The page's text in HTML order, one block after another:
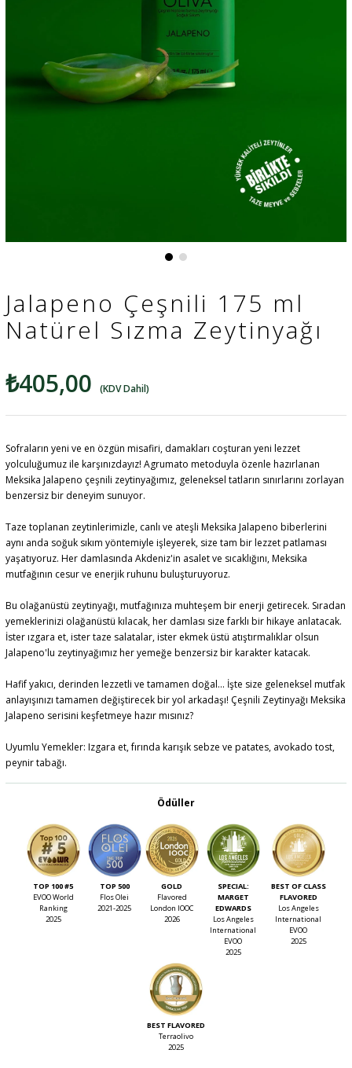
Jalapeno Çeşnili 175 ml
Natürel Sızma Zeytinyağı
₺405,00
(KDV Dahil)
Sofraların yeni ve en özgün misafiri, damakları coşturan yeni lezzet
yolculuğumuz ile karşınızdayız! Agrumato metoduyla özenle hazırlanan
Meksika Jalapeno çeşnili zeytinyağımız, geleneksel tatların sınırlarını zorlayan
benzersiz bir deneyim sunuyor.
Taze toplanan zeytinlerimizle, canlı ve ateşli Meksika Jalapeno biberlerini
aynı anda soğuk sıkım yöntemiyle işleyerek, size tam bir lezzet patlaması
yaşatıyoruz. Her damlasında Akdeniz'in asalet ve sıcaklığını, Meksika
mutfağının cesur ve enerjik ruhunu buluşturuyoruz.
Bu olağanüstü zeytinyağı, mutfağınıza muhteşem bir enerji getirecek. Sıradan
yemeklerinizi olağanüstü kılacak, her damlası size farklı bir hikaye anlatacak.
İster ızgara et, ister taze salatalar, ister ekmek üstü atıştırmalıklar olsun
Jalapeno'lu zeytinyağımız her yemeğe benzersiz bir karakter katacak.
Hafif yakıcı, derinden lezzetli ve tamamen doğal... İşte size geleneksel mutfak
anlayışınızı tamamen değiştirecek bir yol arkadaşı! Çeşnili Zeytinyağı Meksika
Jalapeno serisini keşfetmeye hazır mısınız?
Uyumlu Yemekler: Izgara et, fırında karışık sebze ve patates, avokado tost,
peynir tabağı.
Ödüller
TOP 100 #5
EVOO World
Ranking
2025
TOP 500
Flos Olei
2021-2025
GOLD
Flavored
London IOOC
2026
SPECIAL:
MARGET
EDWARDS
Los Angeles
International
EVOO
2025
BEST OF CLASS
FLAVORED
Los Angeles
International
EVOO
2025
BEST FLAVORED
Terraolivo
2025